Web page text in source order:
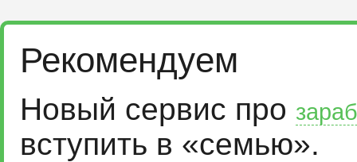
Рекомендуем
Новый сервис про
вступить в «семью».